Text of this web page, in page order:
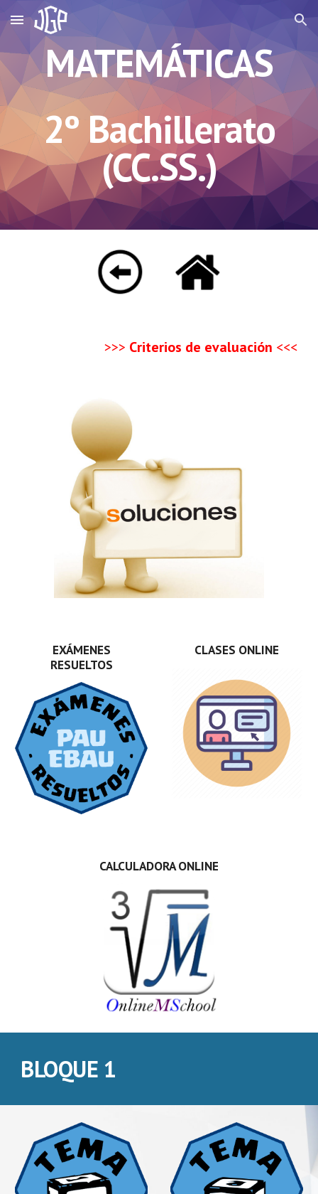
Skip to main content Skip to navigation
MATEMÁTICAS
2º Bachillerato
(CC.SS.)
>>> Criterios de evaluación <<<
EXÁMENES
RESUELTOS
CLASES ONLINE
CALCULADORA ONLINE
BLOQUE 1